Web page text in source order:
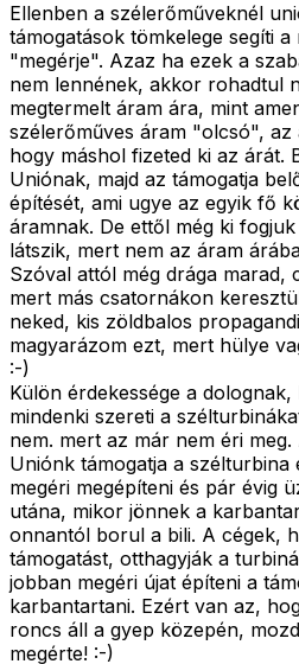
Ellenben a szélerőműveknél
támogatások tömkelege segíti
"megérje". Azaz ha ezek a
nem lennének, akkor rohadtul
megtermelt áram ára, mint
szélerőműves áram "olcsó",
hogy máshol fizeted ki az árát.
Uniónak, majd az támogatja
építését, ami ugye az egyik fő
áramnak. De ettől még ki
látszik, mert nem az áram
Szóval attól még drága marad,
mert más csatornákon
neked, kis zöldbalos
magyarázom ezt, mert hülye
:-)
Külön érdekessége a
mindenki szereti a
nem. mert az már nem éri meg.
Uniónk támogatja a szélturbina
megéri megépíteni és pár évig
utána, mikor jönnek a
onnantól borul a bili. A cégek,
támogatást, otthagyják a
jobban megéri újat építeni a
karbantartani. Ezért van az,
roncs áll a gyep közepén,
megérte! :-)